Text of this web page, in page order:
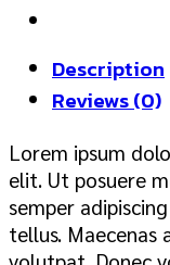
Description
Reviews (0)
Lorem ipsum
elit. Ut posuere
semper
tellus. Maecenas
volutpat. Donec